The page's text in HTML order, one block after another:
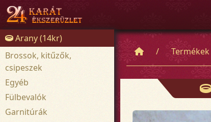
Arany (14kr)
Brossok, kitűzők,
csipeszek
Egyéb
Fülbevalók
Garnitúrák
Termékek